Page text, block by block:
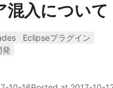
混入について
Eclipseプラグイン
発